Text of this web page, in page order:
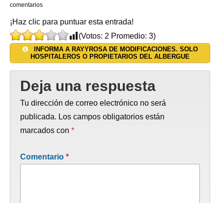
comentarios
¡Haz clic para puntuar esta entrada!
(Votos: 2 Promedio: 3)
INFORMA A RAYYROSA DE MODIFICACIONES. SOLO
HOSPITALEROS O PROPIETARIOS DEL ALBERGUE
Deja una respuesta
Tu dirección de correo electrónico no será
publicada. Los campos obligatorios están
marcados con *
Comentario *